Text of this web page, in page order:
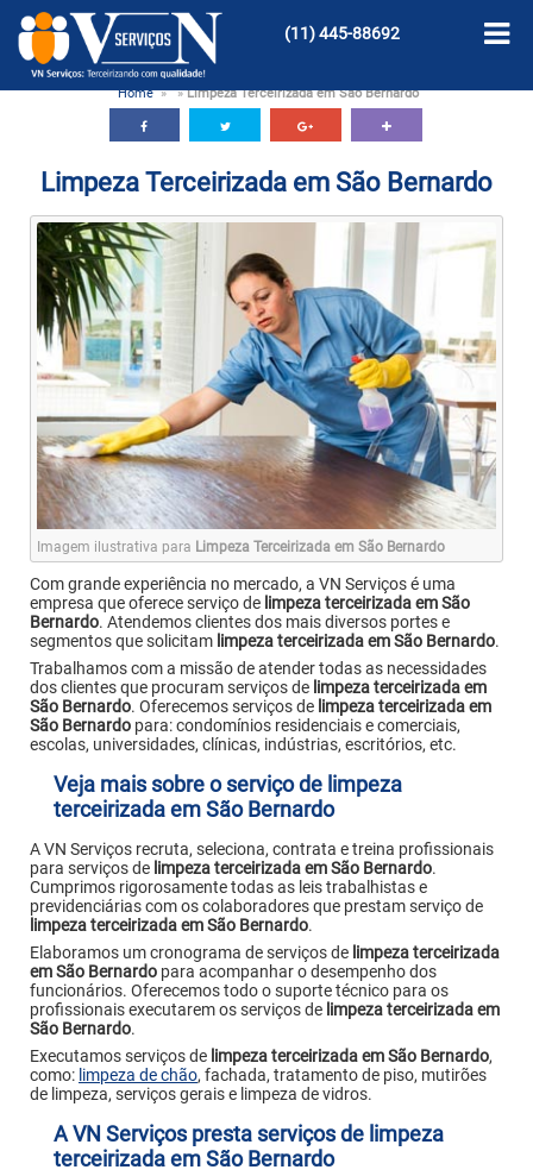
(11)445-88692
Home » »Limpeza Terceirizada em São Bernardo
Limpeza Terceirizada em São Bernardo
Imagem ilustrativa para Limpeza Terceirizada em São Bernardo
Com grande experiência no mercado, a VN Serviços é uma
empresa que oferece serviço de limpeza terceirizada em São
Bernardo. Atendemos clientes dos mais diversos portes e
segmentos que solicitam limpeza terceirizada em São Bernardo.
Trabalhamos com a missão de atender todas as necessidades
dos clientes que procuram serviços de limpeza terceirizada em
São Bernardo. Oferecemos serviços de limpeza terceirizada em
São Bernardo para: condomínios residenciais e comerciais,
escolas, universidades, clínicas, indústrias, escritórios, etc.
Veja mais sobre o serviço de limpeza
terceirizada em São Bernardo
A VN Serviços recruta, seleciona, contrata e treina profissionais
para serviços de limpeza terceirizada em São Bernardo.
Cumprimos rigorosamente todas as leis trabalhistas e
previdenciárias com os colaboradores que prestam serviço de
limpeza terceirizada em São Bernardo.
Elaboramos um cronograma de serviços de limpeza terceirizada
em São Bernardo para acompanhar o desempenho dos
funcionários. Oferecemos todo o suporte técnico para os
profissionais executarem os serviços de limpeza terceirizada em
São Bernardo.
Executamos serviços de limpeza terceirizada em São Bernardo,
como: limpeza de chão, fachada, tratamento de piso, mutirões
de limpeza, serviços gerais e limpeza de vidros.
A VN Serviços presta serviços de limpeza
terceirizada em São Bernardo